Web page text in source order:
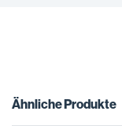
Ähnliche Produkte